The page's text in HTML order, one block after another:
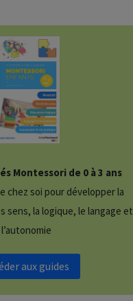
Montessori de 0 à 3 ans
chez soi pour développer la
sens, la logique, le langage et
l’autonomie
aux guides